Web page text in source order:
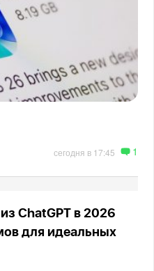
сегодня в 17:45 1
ChatGPT в 2026
для идеальных